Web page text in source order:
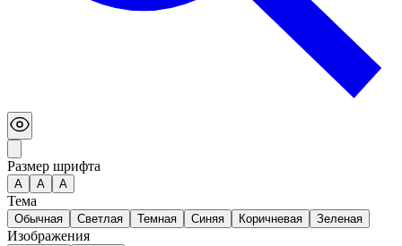
Размер шрифта
А A A
Тема
Обычная Светлая Темная Синяя Коричневая Зеленая
Изображения